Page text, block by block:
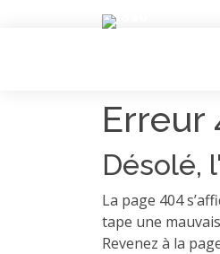
Erreur
Désolé,
La page 404
tape une
Revenez à la